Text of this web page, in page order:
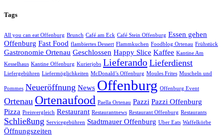
Tags
All you can eat Offenburg Brunch Café am Eck Café Stein Offenburg Essen gehen
Offenburg Fast Food flambiertes Dessert Flammkuchen Foodblog Ortenau Frühstück
Gastronomie Ortenau Geschlossen Happy Slice Kaffee Kantine Am
Kesselhaus Kantine Offenburg Kurierjobs Lieferando Lieferdienst
Liefergebühren Liefermöglichkeiten McDonald’s Offenburg Moules Frites Muscheln und
Pommes Neueröffnung News Offenburg Offenburg Event
Ortenau Ortenaufood Paella Ortenau Pazzi Pazzi Offenburg
Pizza Preisvergleich Restaurant Restaurantnews Restaurant Offenburg Restaurants
Schließung Servicegebühren Stadtmauer Offenburg Uber Eats Waffelkörbe
Öffnungszeiten